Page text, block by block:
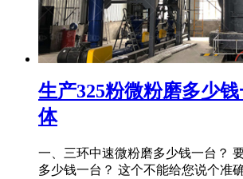
生产325粉微粉磨多少
体
一、三环中速微粉磨多少钱一台？
多少钱一台？ 这个不能给您说个准